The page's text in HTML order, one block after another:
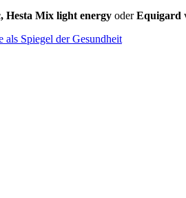
Hesta Mix light energy oderEquigard
als Spiegel der Gesundheit